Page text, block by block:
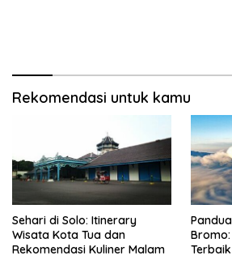
Rekomendasi untuk kamu
Sehari di Solo: Itinerary
Wisata Kota Tua dan
Rekomendasi Kuliner Malam
Terbaik